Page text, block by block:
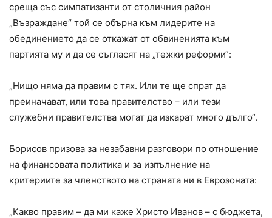
среща със симпатизанти от столичния район
„Възраждане“ той се обърна към лидерите на
обединението да се откажат от обвиненията към
партията му и да се съгласят на „тежки реформи“:
„Нищо няма да правим с тях. Или те ще спрат да
преиначават, или това правителство – или тези
служебни правителства могат да изкарат много дълго“.
Борисов призова за незабавни разговори по отношение
на финансовата политика и за изпълнение на
критериите за членството на страната ни в Еврозоната:
„Какво правим – да ми каже Христо Иванов – с бюджета,